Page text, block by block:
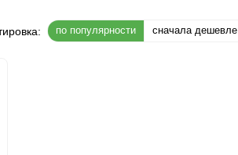
по популярности сначала дешевле